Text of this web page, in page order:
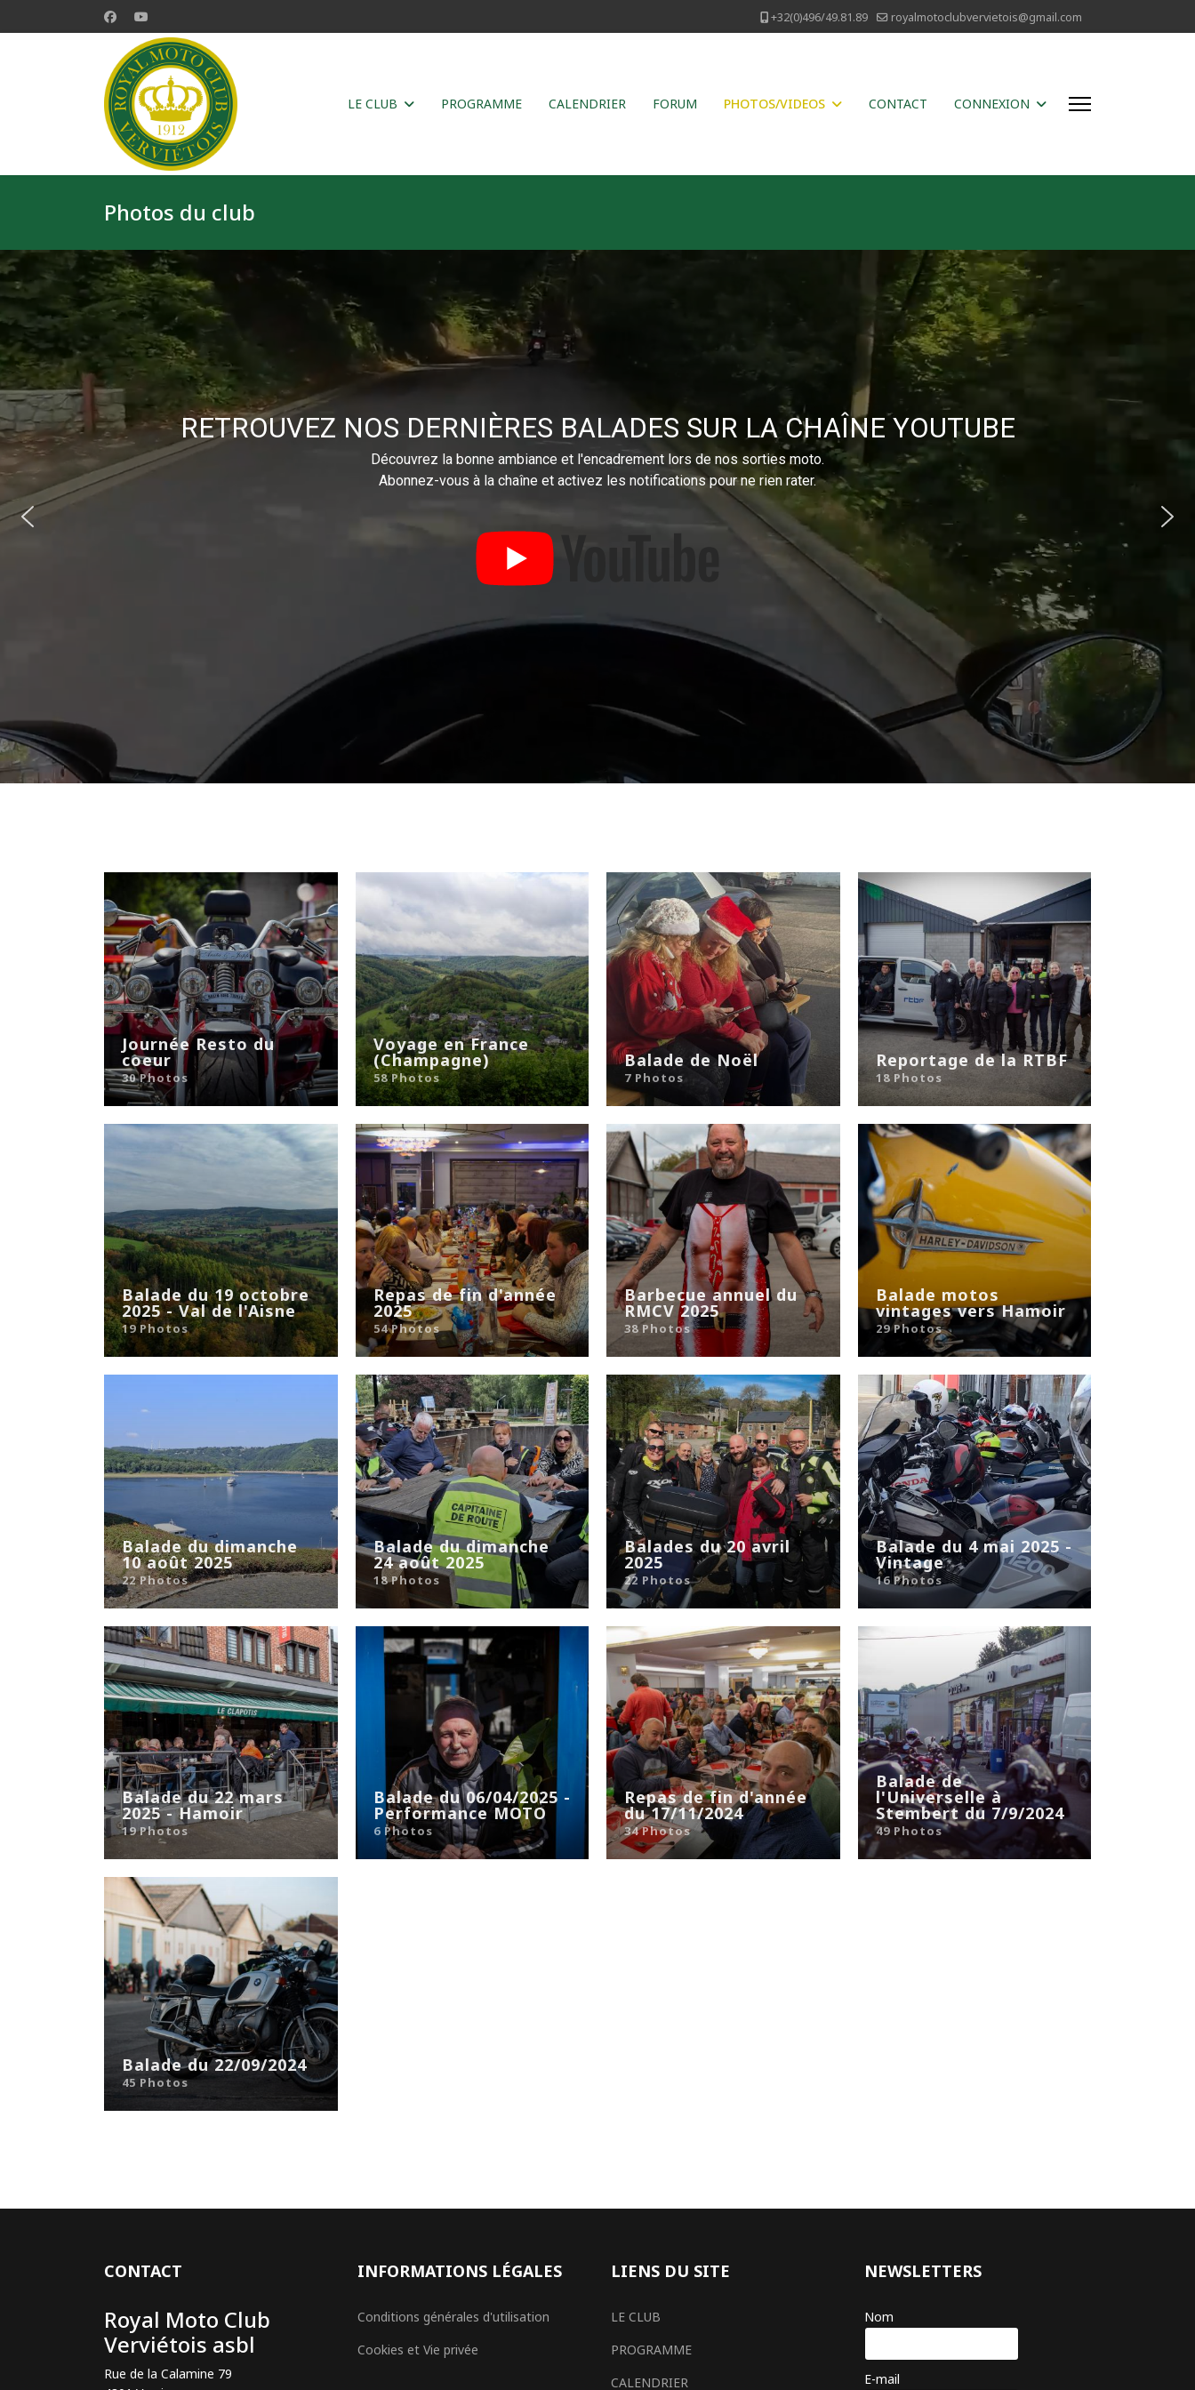
+32(0)496/49.81.89 royalmotoclubvervietois@gmail.com
LE CLUB PROGRAMME CALENDRIER FORUM PHOTOS/VIDEOS CONTACT CONNEXION
Photos du club
RETROUVEZ NOS DERNIÈRES BALADES SUR LA CHAÎNE YOUTUBE
Découvrez la bonne ambiance et l'encadrement lors de nos sorties moto.
Abonnez-vous à la chaîne et activez les notifications pour ne rien rater.
Journée Resto du
coeur
30 Photos
Voyage en France
(Champagne)
58 Photos
Balade de Noël
7 Photos
Reportage de la RTBF
18 Photos
Balade du 19 octobre
2025 - Val de l'Aisne
19 Photos
Repas de fin d'année
2025
54 Photos
Barbecue annuel du
RMCV 2025
38 Photos
Balade motos
vintages vers Hamoir
29 Photos
Balade du dimanche
10 août 2025
22 Photos
Balade du dimanche
24 août 2025
18 Photos
Balades du 20 avril
2025
22 Photos
Balade du 4 mai 2025 -
Vintage
16 Photos
Balade du 22 mars
2025 - Hamoir
19 Photos
Balade du 06/04/2025 -
Performance MOTO
6 Photos
Repas de fin d'année
du 17/11/2024
34 Photos
Balade de
l'Universelle à
Stembert du 7/9/2024
49 Photos
Balade du 22/09/2024
45 Photos
CONTACT
Royal Moto Club
Verviétois asbl
Rue de la Calamine 79
INFORMATIONS LÉGALES
Conditions générales d'utilisation
Cookies et Vie privée
LIENS DU SITE
LE CLUB
PROGRAMME
CALENDRIER
NEWSLETTERS
Nom
E-mail